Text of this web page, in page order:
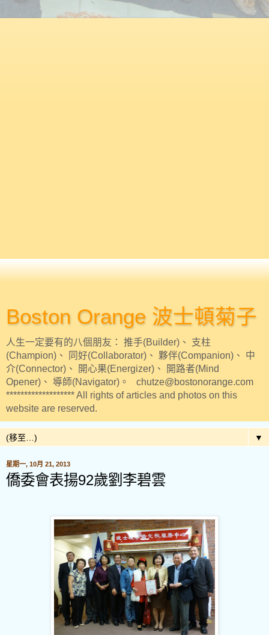
Boston Orange 波士頓菊子
人生一定要有的八個朋友： 推手(Builder)、 支柱
(Champion)、 同好(Collaborator)、 夥伴(Companion)、 中
介(Connector)、 開心果(Energizer)、 開路者(Mind
Opener)、 導師(Navigator)。 chutze@bostonorange.com
******************* All rights of articles and photos on this
website are reserved.
▼
星期一, 10月 21, 2013
僑委會表揚92歲劉李碧雲